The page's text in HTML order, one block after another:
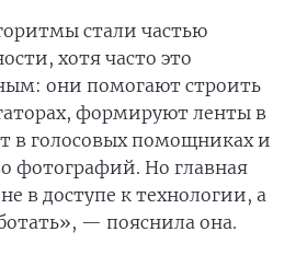
стали частью
хотя часто это
они помогают строить
формируют ленты в
в голосовых помощниках и
фотографий. Но главная
в доступе к технологии, а
— пояснила она.